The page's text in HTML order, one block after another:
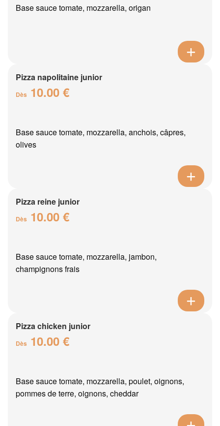
Base sauce tomate, mozzarella, origan
Pizza napolitaine junior
Dès 10.00 €
Base sauce tomate, mozzarella, anchois, câpres,
olives
Pizza reine junior
Dès 10.00 €
Base sauce tomate, mozzarella, jambon,
champignons frais
Pizza chicken junior
Dès 10.00 €
Base sauce tomate, mozzarella, poulet, oignons,
pommes de terre, oignons, cheddar